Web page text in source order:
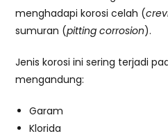
menghadapi korosi celah (
sumuran (pitting corrosion).
Jenis korosi ini sering terjadi
mengandung:
Garam
Klorida